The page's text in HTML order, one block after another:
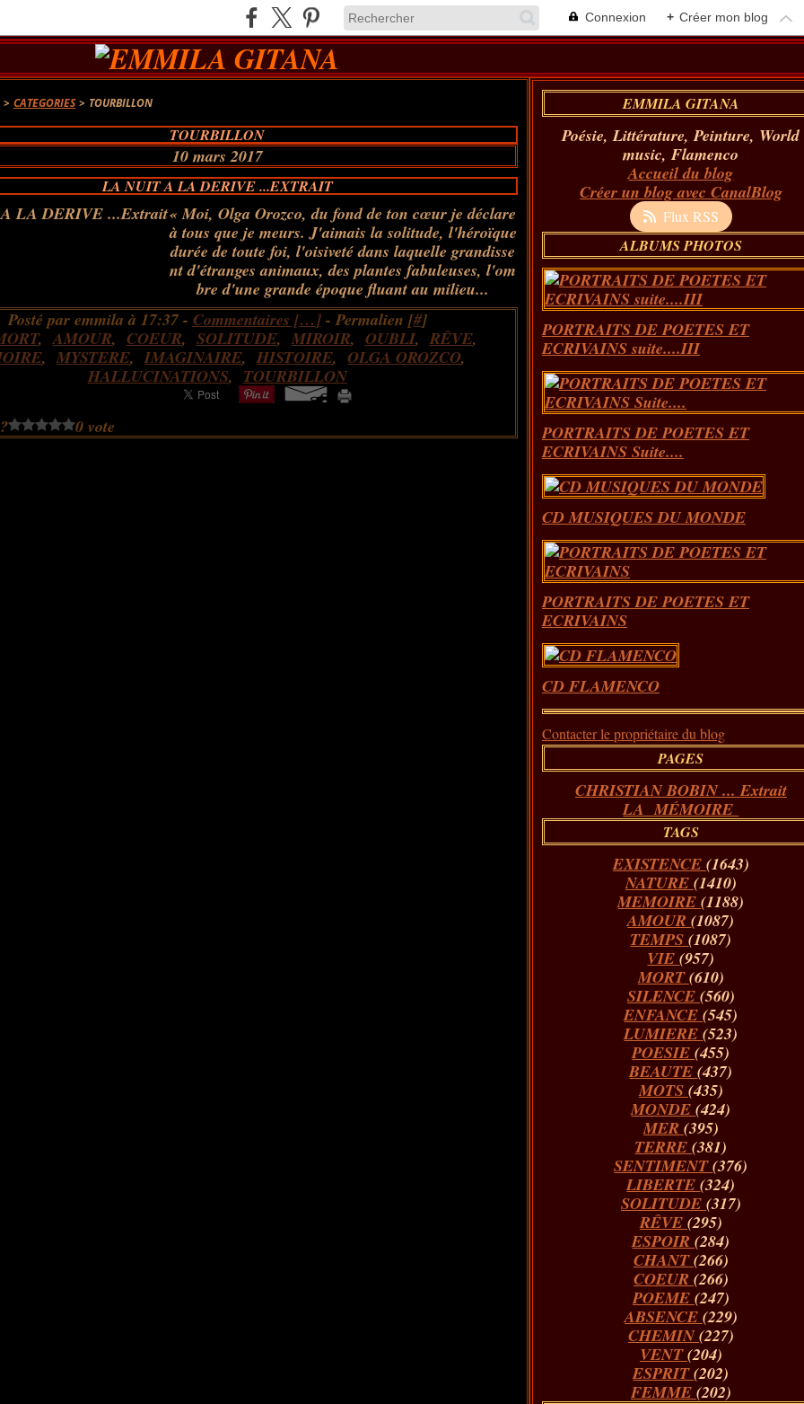
Connexion + Créer mon blog
> CATEGORIES > TOURBILLON
TOURBILLON
10 mars 2017
LA NUIT A LA DERIVE ...EXTRAIT
« Moi, Olga Orozco, du fond de ton cœur je déclare
à tous que je meurs. J'aimais la solitude, l'héroïque
durée de toute foi, l'oisiveté dans laquelle grandisse
nt d'étranges animaux, des plantes fabuleuses, l'om
bre d'une grande époque fluant au milieu...
Posté par emmila à 17:37 - Commentaires […]- Permalien [#]
,AMOUR, COEUR, SOLITUDE, MIROIR, OUBLI, RÊVE,
, MYSTERE,IMAGINAIRE, HISTOIRE, OLGA OROZCO,
HALLUCINATIONS, TOURBILLON
0 vote
EMMILA GITANA
Poésie, Littérature, Peinture, World
music, Flamenco
Accueil du blog
Créer un blog avec CanalBlog
Flux RSS
ALBUMS PHOTOS
PORTRAITS DE POETES ET
ECRIVAINS suite....III
PORTRAITS DE POETES ET
ECRIVAINS Suite....
CD MUSIQUES DU MONDE
PORTRAITS DE POETES ET
ECRIVAINS
CD FLAMENCO
Contacter le propriétaire du blog
PAGES
CHRISTIAN BOBIN ... Extrait
LA MÉMOIRE
TAGS
EXISTENCE (1643)
NATURE (1410)
MEMOIRE(1188)
AMOUR(1087)
TEMPS(1087)
VIE(957)
MORT(610)
SILENCE (560)
ENFANCE(545)
LUMIERE(523)
POESIE(455)
BEAUTE(437)
MOTS (435)
MONDE(424)
MER (395)
TERRE(381)
SENTIMENT(376)
LIBERTE(324)
SOLITUDE (317)
RÊVE (295)
ESPOIR(284)
CHANT(266)
COEUR (266)
POEME (247)
ABSENCE (229)
CHEMIN(227)
VENT(204)
ESPRIT(202)
FEMME (202)